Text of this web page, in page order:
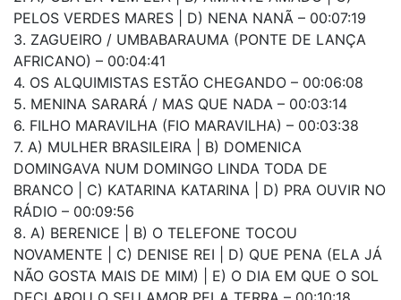
PELOS VERDES MARES | D) NENA NANÃ – 00:07:19
3. ZAGUEIRO / UMBABARAUMA (PONTE DE LANÇA
AFRICANO) – 00:04:41
4. OS ALQUIMISTAS ESTÃO CHEGANDO – 00:06:08
5. MENINA SARARÁ / MAS QUE NADA – 00:03:14
6. FILHO MARAVILHA (FIO MARAVILHA) – 00:03:38
7. A) MULHER BRASILEIRA | B) DOMENICA
DOMINGAVA NUM DOMINGO LINDA TODA DE
BRANCO | C) KATARINA KATARINA | D) PRA OUVIR NO
RÁDIO – 00:09:56
8. A) BERENICE | B) O TELEFONE TOCOU
NOVAMENTE | C) DENISE REI | D) QUE PENA (ELA JÁ
NÃO GOSTA MAIS DE MIM) | E) O DIA EM QUE O SOL